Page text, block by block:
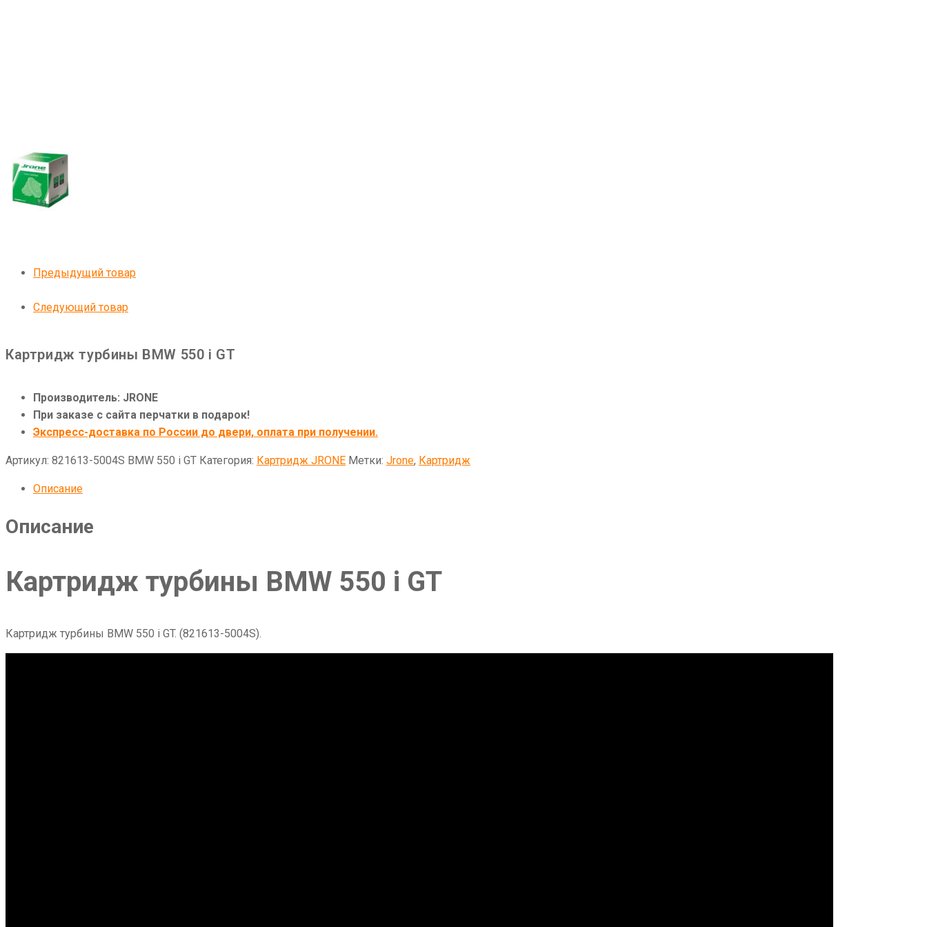
Предыдущий товар
Следующий товар
Картридж турбины BMW 550 i GT
Производитель: JRONE
При заказе с сайта перчатки в подарок!
Экспресс-доставка по России до двери, оплата при получении.
Артикул: 821613-5004S BMW 550 i GT Категория: Картридж JRONE Метки: Jrone, Картридж
Описание
Описание
Картридж турбины BMW 550 i GT
Картридж турбины BMW 550 i GT. (821613-5004S).